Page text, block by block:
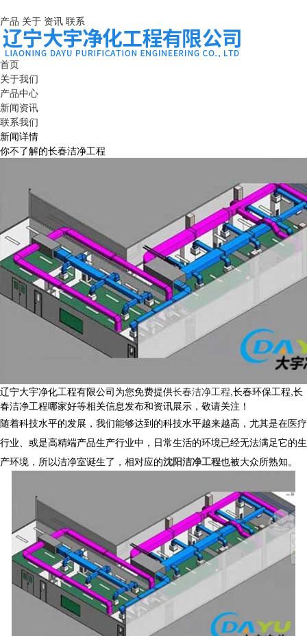
产品 关于 资讯 联系
首页
关于我们
产品中心
新闻资讯
联系我们
新闻详情
你不了解的长春洁净工程
辽宁大宇净化工程有限公司为您免费提供长春洁净工程,长春环保工程,长
春洁净工程哪家好等相关信息发布和资讯展示，敬请关注！
随着科技水平的发展，我们能够达到的科技水平越来越高，尤其是在医疗
行业、或是高精端产品生产行业中，日常生活的环境已经无法满足它的生
产环境，所以洁净室诞生了，相对应的沈阳洁净工程也被大众所熟知。